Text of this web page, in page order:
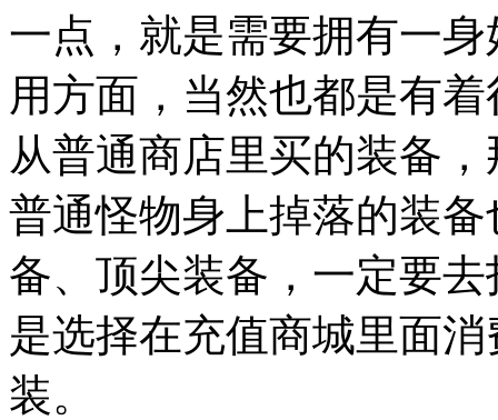
一点，就是需要拥有一
用方面，当然也都是有
从普通商店里买的装备
普通怪物身上掉落的装
备、顶尖装备，一定要
是选择在充值商城里面
装。